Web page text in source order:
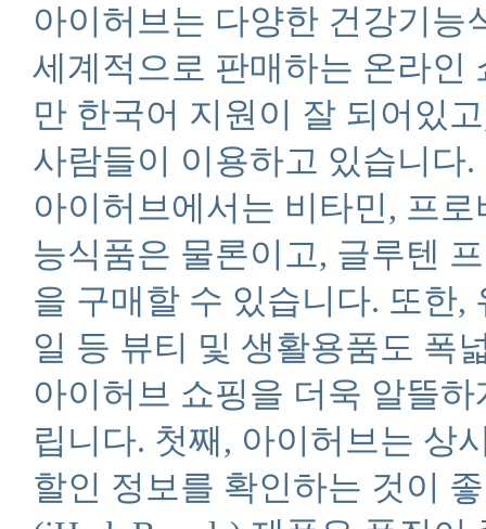
아이허브는 다양한 건강기능
세계적으로 판매하는 온라인
만 한국어 지원이 잘 되어있
사람들이 이용하고 있습니다.
아이허브에서는 비타민, 프
능식품은 물론이고, 글루텐
을 구매할 수 있습니다. 또한,
일 등 뷰티 및 생활용품도 폭
아이허브 쇼핑을 더욱 알뜰
립니다. 첫째, 아이허브는 상
할인 정보를 확인하는 것이